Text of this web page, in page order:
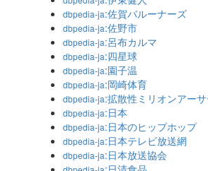
dbpedia-ja:佐賀バルーナーズ
dbpedia-ja:佐野市
dbpedia-ja:呂布カルマ
dbpedia-ja:四星球
dbpedia-ja:園子温
dbpedia-ja:岡崎体育
dbpedia-ja:拡散性ミリオンアー
dbpedia-ja:日本
dbpedia-ja:日本のヒップホップ
dbpedia-ja:日本テレビ放送網
dbpedia-ja:日本放送協会